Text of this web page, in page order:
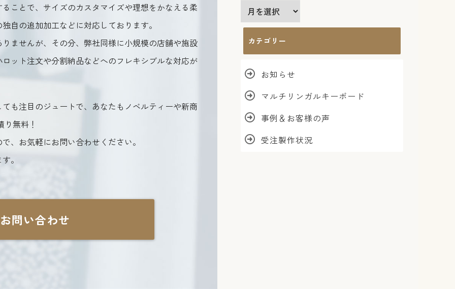
ことで、サイズのカスタマイズや理想をかなえる柔
自の追加加工などに対応しております。
ませんが、その分、弊社同様に小規模の店舗や施設
ット注文や分割納品などへのフレキシブルな対応が
も注目のジュートで、あなたもノベルティーや新商
無料！
、お気軽にお問い合わせください。
。
お問い合わせ
ー
カ
ブ
カテゴリー
お知らせ
マルチリンガルキーボード
事例＆お客様の声
受注製作状況